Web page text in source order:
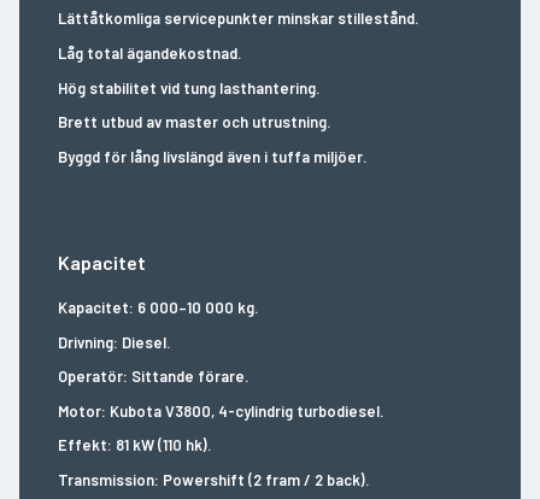
Lättåtkomliga servicepunkter minskar stillestånd.
Låg total ägandekostnad.
Hög stabilitet vid tung lasthantering.
Brett utbud av master och utrustning.
Byggd för lång livslängd även i tuffa miljöer.
Kapacitet
Kapacitet: 6 000–10 000 kg.
Drivning: Diesel.
Operatör: Sittande förare.
Motor: Kubota V3800, 4-cylindrig turbodiesel.
Effekt: 81 kW (110 hk).
Transmission: Powershift (2 fram / 2 back).